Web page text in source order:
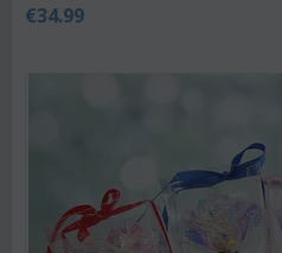
€34.99